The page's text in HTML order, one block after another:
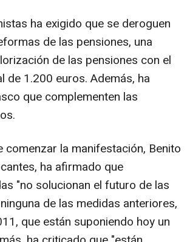
ha exigido que se deroguen
de las pensiones, una
de las pensiones con el
de 1.200 euros. Además, ha
que complementen las
la manifestación, Benito
ha afirmado que
"no solucionan el futuro de las
de las medidas anteriores,
que están suponiendo hoy un